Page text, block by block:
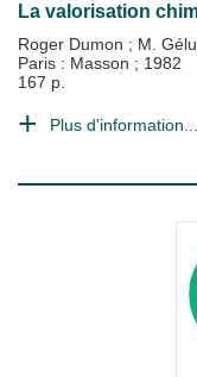
La valorisation
Roger Dumon ; M.
Paris : Masson ; 1982
167 p.
Plus d'information...